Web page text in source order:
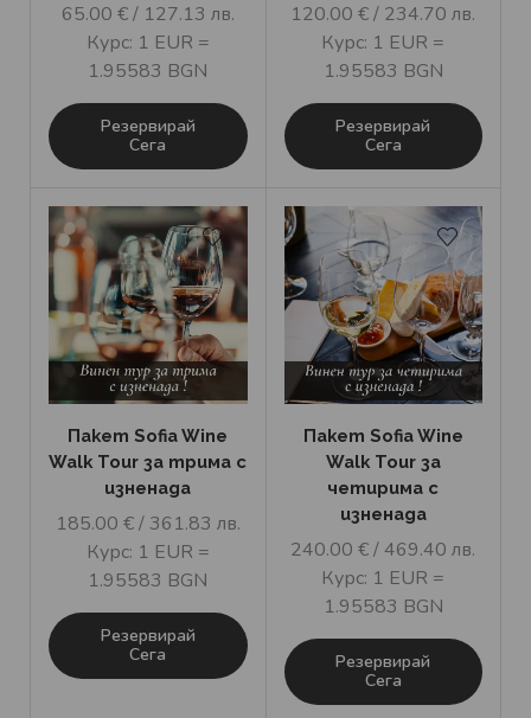
65.00 €/ 127.13 лв.
Курс: 1 EUR =
1.95583 BGN
Резервирай
Сега
120.00€/ 234.70 лв.
Курс: 1 EUR =
1.95583 BGN
Резервирай
Сега
Пакет Sofia Wine
Walk Tour за трима с
изненада
185.00 €/ 361.83 лв.
Курс: 1 EUR =
1.95583 BGN
Резервирай
Сега
Пакет Sofia Wine
Walk Tour за
четирима с
изненада
240.00€/ 469.40 лв.
Курс: 1 EUR =
1.95583 BGN
Резервирай
Сега